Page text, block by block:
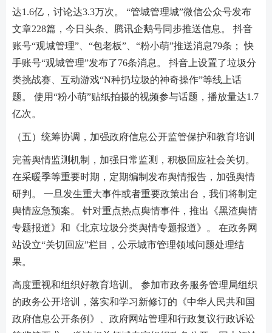
达1.6亿，讨论达3.3万次。 “管城管理城”微信公众号发布
文章228篇，今日头条、腾讯企鹅号同步推送信息。 抖音
账号“观城管理”、“包老板”、“粉小萌”推送消息79条； 快
手账号“观城管理”发布了76条消息。 抖音上设置了垃圾分
类挑战赛、互动游戏“N种扔垃圾的神奇操作”等线上话
题。 使用“粉小萌”贴纸拍摄的视频参与话题，播放量达1.7
亿次。
（五）统筹协调，加强政府信息公开监管保护和教育培训
完善舆情监测机制，加强日常监测，积极回应社会关切。
在采暖季等重要时期，定期编制发布舆情报告，加强舆情
研判。 一旦发生重大事件或者重要政策出台，我们将制定
舆情应急预案。 针对重点热点舆情事件，推出《黑渣舆情
专题报道》和《北京垃圾分类舆情专题报道》。 在政务网
站设立“关切回应”栏目，公示城市管理领域问题处理结
果。
高度重视和组织好教育培训。 参加市政务服务管理局组织
的政务公开培训，落实和学习新修订的《中华人民共和国
政府信息公开条例》、政府网站管理和行政复议行政诉讼